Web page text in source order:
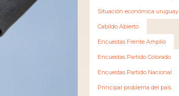
Situación económica uruguay
Cabildo Abierto
Encuestas Frente Amplio
Encuestas Partido Colorado
Encuestas Partido Nacional
Principal problema del país